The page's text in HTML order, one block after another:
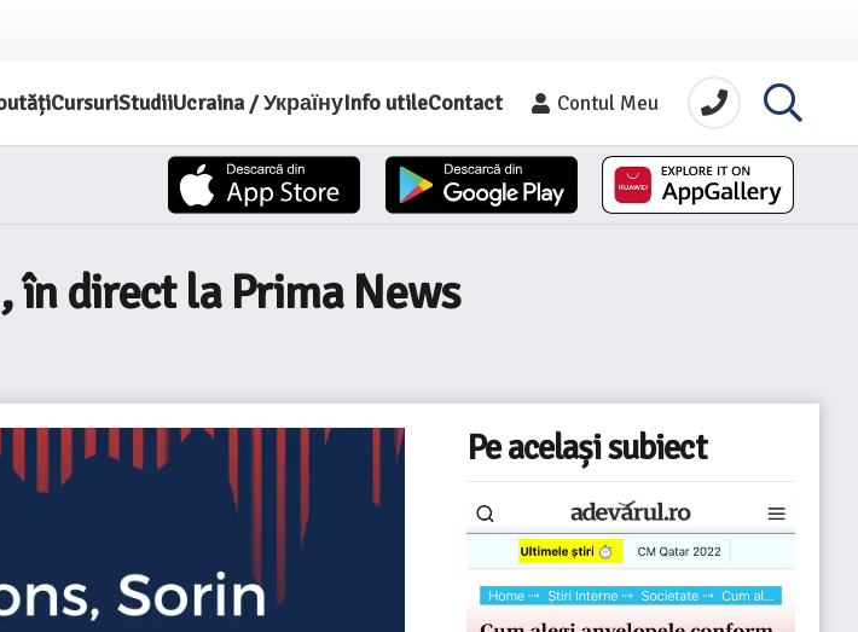
CursuriStudiiUcraina / УкраїнуInfo utileContact Contul Meu
în direct la Prima News
Pe același subiect